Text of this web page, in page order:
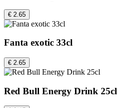
€ 2.65
Fanta exotic 33cl
€ 2.65
Red Bull Energy Drink 25cl